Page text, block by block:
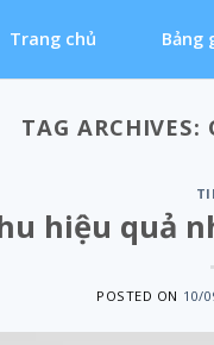
Trang chủ Bảng
TAG ARCHIVES:
hiệu quả
POSTED ON 10/